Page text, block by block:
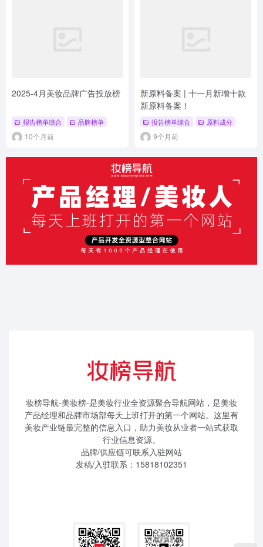
2025-4月美妆品牌广告投放榜
报告榜单综合 品牌榜单
10个月前
新原料备案 | 十一月新增十款
新原料备案！
报告榜单综合 原料成分
9个月前
妆榜导航-美妆榜-是美妆行业全资源聚合导航网站，是美妆
产品经理和品牌市场部每天上班打开的第一个网站。这里有
美妆产业链最完整的信息入口，助力美妆从业者一站式获取
行业信息资源。
品牌/供应链可联系入驻网站
发稿/入驻联系：15818102351